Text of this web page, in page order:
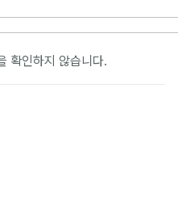
확인하지 않습니다.